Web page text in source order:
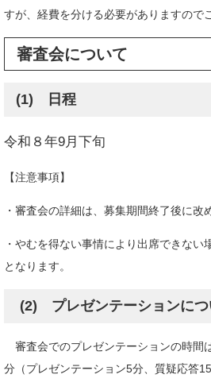
すが、経費を分ける必要がありますので
審査会について
(1) 日程
令和８年9月下旬
【注意事項】
・審査会の詳細は、募集期間終了後に改
・やむを得ない事情により出席できない
となります。
(2) プレゼンテーションにつ
審査会でのプレゼンテーションの時間
分（プレゼンテーション5分、質疑応答15